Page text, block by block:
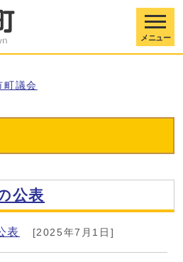
メニュー
町議会
公表
表 [2025年7月1日]